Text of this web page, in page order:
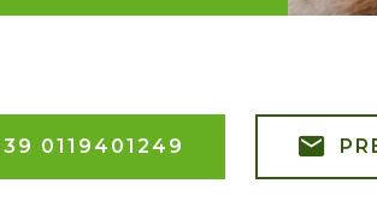
0119401249